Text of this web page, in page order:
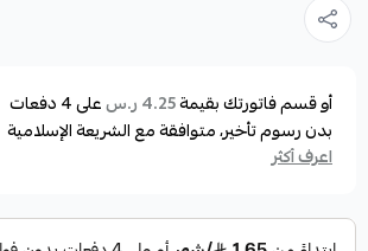
أو قسم فاتورتك بقيمة4.25 ر.س على4دفعات
بدون رسوم تأخير، متوافقة مع الشريعة الإسلامية
اعرف أكثر